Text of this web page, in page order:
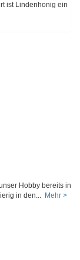
ist Lindenhonig ein
Hobby bereits in
in den... Mehr >